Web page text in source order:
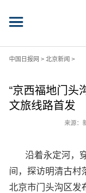
中国日报网 > 北京新闻 >
“京西福地门头
文旅线路首发
来源：
沿着永定河，
间，探访明清古
北京市门头沟区发